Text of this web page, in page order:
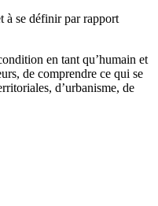
à se définir par rapport
en tant qu’humain et
de comprendre ce qui se
d’urbanisme, de